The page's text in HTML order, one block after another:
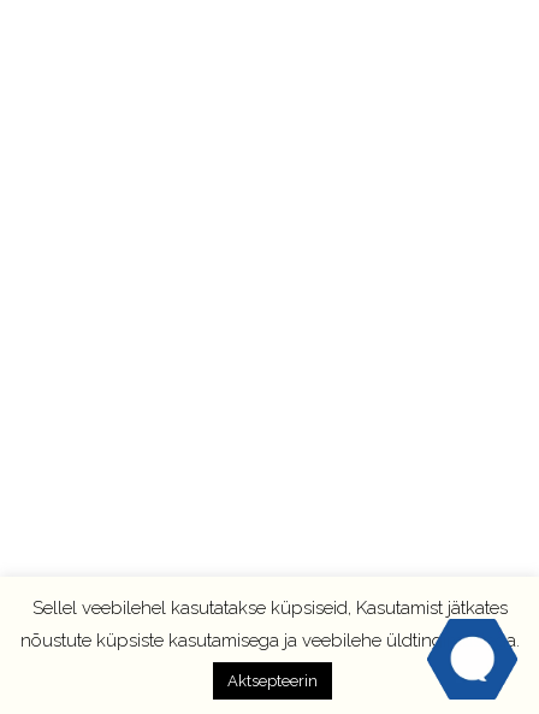
Sellel veebilehel kasutatakse küpsiseid, Kasutamist jätkates
nõustute küpsiste kasutamisega ja veebilehe üldtingimustega.
Aktsepteerin